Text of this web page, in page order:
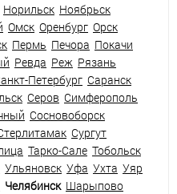
Норильск Ноябрьск
Омск Оренбург Орск
Пермь Печора Покачи
Ревда Реж Рязань
Петербург Саранск
Серов Симферополь
Сосновоборск
Сургут
Тарко-Сале Тобольск
Ульяновск Уфа Ухта Уяр
Челябинск Шарыпово